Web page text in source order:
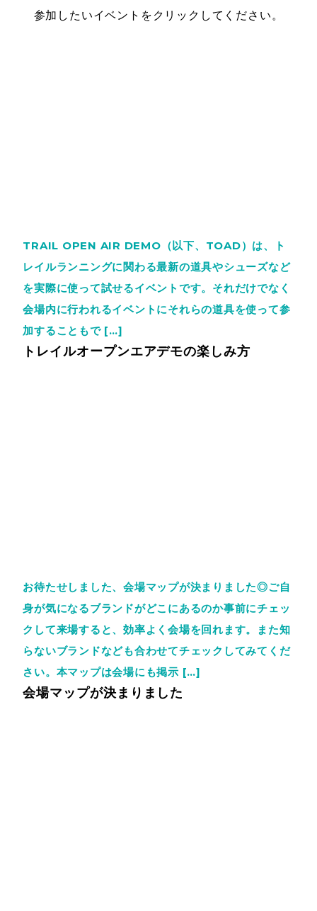
参加したいイベントをクリックしてください。
TRAIL OPEN AIR DEMO（以下、TOAD）は、ト
レイルランニングに関わる最新の道具やシューズなど
を実際に使って試せるイベントです。それだけでなく
会場内に行われるイベントにそれらの道具を使って参
加することもで […]
トレイルオープンエアデモの楽しみ方
お待たせしました、会場マップが決まりました◎ご自
身が気になるブランドがどこにあるのか事前にチェッ
クして来場すると、効率よく会場を回れます。また知
らないブランドなども合わせてチェックしてみてくだ
さい。本マップは会場にも掲示 […]
会場マップが決まりました